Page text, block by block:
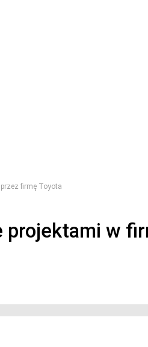
firmę Toyota
projektami w